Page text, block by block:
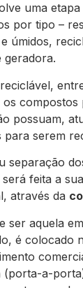
uma
por tipo –
úmidos,
geradora.
compostos
possuam,
serem
separação
feita a
através da
ser aquela
é colocado
(porta-a-